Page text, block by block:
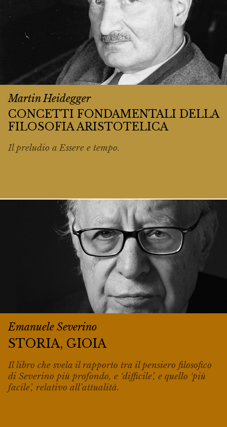
Martin Heidegger
CONCETTI FONDAMENTALI DELLA
FILOSOFIA ARISTOTELICA
Il preludio aEssere e tempo.
Emanuele Severino
STORIA, GIOIA
Il libro che svela il rapporto tra il pensiero filosofico
di Severino più profondo, e ‘difficile’, e quello ‘più
facile’, relativo all’attualità.